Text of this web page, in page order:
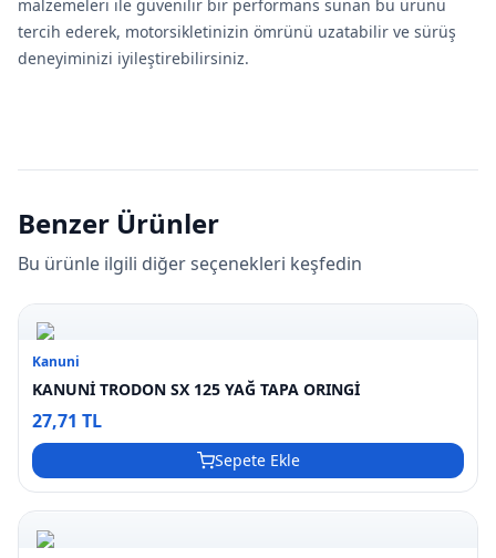
malzemeleri ile güvenilir bir performans sunan bu ürünü
tercih ederek, motorsikletinizin ömrünü uzatabilir ve sürüş
deneyiminizi iyileştirebilirsiniz.
Benzer Ürünler
Bu ürünle ilgili diğer seçenekleri keşfedin
Kanuni
KANUNİ TRODON SX 125 YAĞ TAPA ORINGİ
27,71 TL
Sepete Ekle